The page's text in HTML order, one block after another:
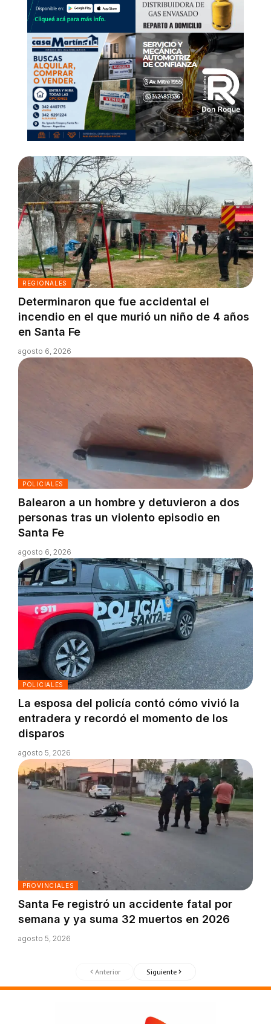
REGIONALES
Determinaron que fue accidental el
incendio en el que murió un niño de 4 años
en Santa Fe
agosto 6, 2026
POLICIALES
Balearon a un hombre y detuvieron a dos
personas tras un violento episodio en
Santa Fe
agosto 6, 2026
POLICIALES
La esposa del policía contó cómo vivió la
entradera y recordó el momento de los
disparos
agosto 5, 2026
PROVINCIALES
Santa Fe registró un accidente fatal por
semana y ya suma 32 muertos en 2026
agosto 5, 2026
Anterior Siguiente